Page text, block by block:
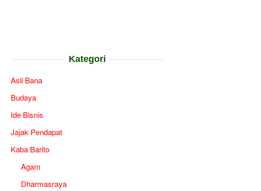
Kategori
Asli Bana
Budaya
Ide Bisnis
Jajak Pendapat
Kaba Barito
Agam
Dharmasraya